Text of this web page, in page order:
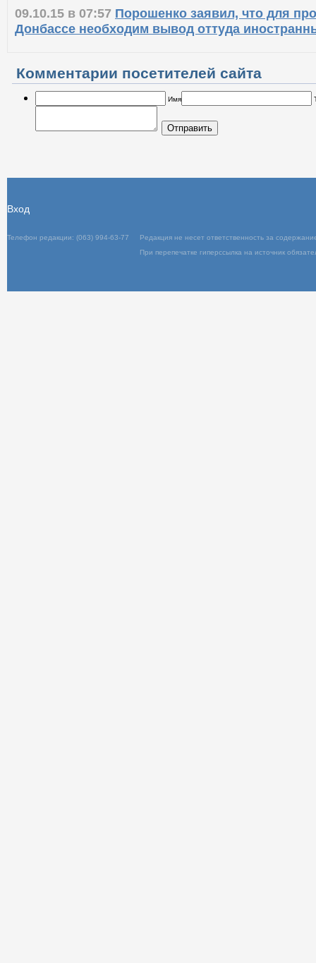
09.10.15 в 07:57 Порошенко заявил, что для
Донбассе необходим вывод оттуда
Комментарии посетителей сайта
Имя
Отправить
Телефон редакции: (063) 994-63-77
При